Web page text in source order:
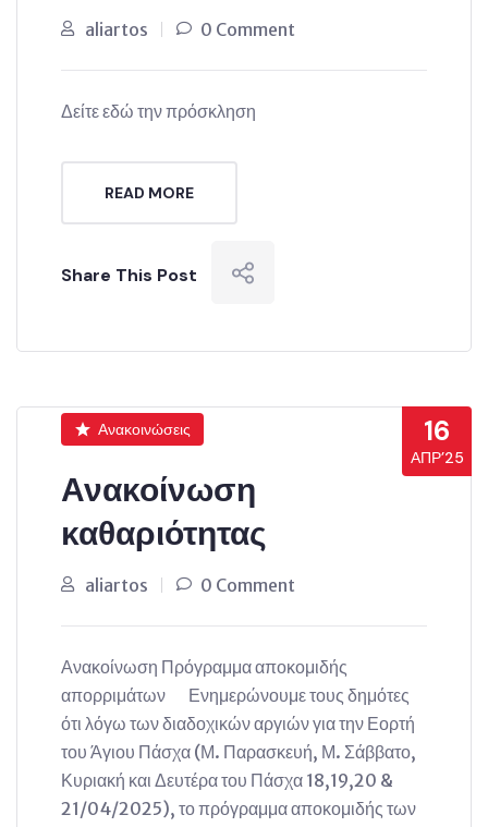
aliartos 0 Comment
Δείτε εδώ την πρόσκληση
READ MORE
Share This Post
16
ΑΠΡ’25
Ανακοινώσεις
Ανακοίνωση
καθαριότητας
aliartos 0 Comment
Ανακοίνωση Πρόγραμμα αποκομιδής
απορριμάτων Ενημερώνουμε τους δημότες
ότι λόγω των διαδοχικών αργιών για την Εορτή
του Άγιου Πάσχα (Μ. Παρασκευή, Μ. Σάββατο,
Κυριακή και Δευτέρα του Πάσχα 18,19,20 &
21/04/2025), το πρόγραμμα αποκομιδής των